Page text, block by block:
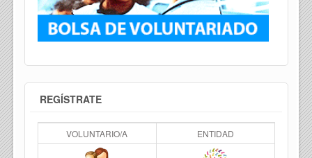
REGÍSTRATE
VOLUNTARIO/A ENTIDAD